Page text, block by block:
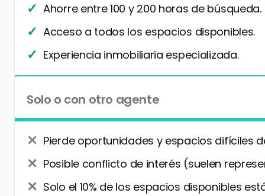
Ahorre entre 100 y 200 horas de búsqueda.
Acceso a todos los espacios disponibles.
Experiencia inmobiliaria especializada.
Solo o con otro agente
Pierde oportunidades y espacios difíciles
Posible conflicto de interés (suelen
Solo el 10% de los espacios disponibles